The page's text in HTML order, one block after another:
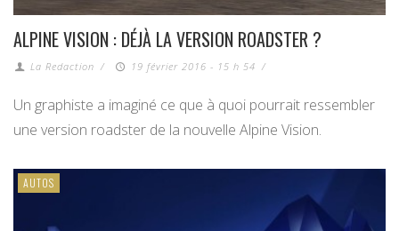
ALPINE VISION : DÉJÀ LA VERSION ROADSTER ?
La Redaction / 19 février 2016 - 15 h 54 /
Un graphiste a imaginé ce que à quoi pourrait ressembler
une version roadster de la nouvelle Alpine Vision.
AUTOS